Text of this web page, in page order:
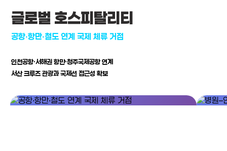
글로벌 호스피탈리티
공항·항만·철도 연계 국제 체류 거점
인천공항·서해권 항만·청주국제공항 연계
서산 크루즈 관광과 국제선 접근성 확보